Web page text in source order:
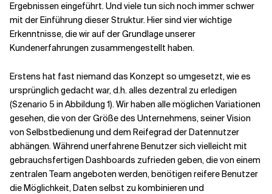
Ergebnissen eingeführt. Und viele tun sich noch immer schwer
mit der Einführung dieser Struktur. Hier sind vier wichtige
Erkenntnisse, die wir auf der Grundlage unserer
Kundenerfahrungen zusammengestellt haben.
Erstens hat fast niemand das Konzept so umgesetzt, wie es
ursprünglich gedacht war, d.h. alles dezentral zu erledigen
(Szenario 5 in Abbildung 1). Wir haben alle möglichen Variationen
gesehen, die von der Größe des Unternehmens, seiner Vision
von Selbstbedienung und dem Reifegrad der Datennutzer
abhängen. Während unerfahrene Benutzer sich vielleicht mit
gebrauchsfertigen Dashboards zufrieden geben, die von einem
zentralen Team angeboten werden, benötigen reifere Benutzer
die Möglichkeit, Daten selbst zu kombinieren und